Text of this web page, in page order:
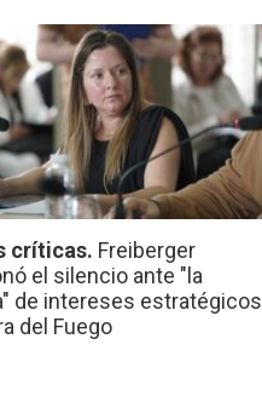
críticas. Freiberger
el silencio ante "la
de intereses estratégicos
del Fuego